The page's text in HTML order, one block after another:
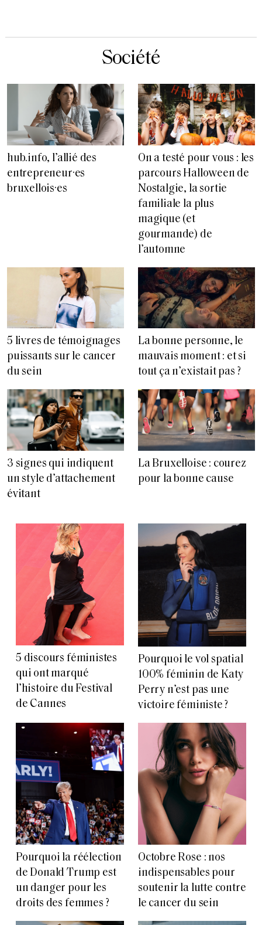
Société
hub.info, l’allié des
entrepreneur·es
bruxellois·es
On a testé pour vous : les
parcours Halloween de
Nostalgie, la sortie
familiale la plus
magique (et
gourmande) de
l’automne
5 livres de témoignages
puissants sur le cancer
du sein
La bonne personne, le
mauvais moment : et si
tout ça n’existait pas ?
3 signes qui indiquent
un style d’attachement
évitant
La Bruxelloise : courez
pour la bonne cause
5 discours féministes
qui ont marqué
l’histoire du Festival
de Cannes
Pourquoi le vol spatial
100% féminin de Katy
Perry n’est pas une
victoire féministe ?
Pourquoi la réélection
de Donald Trump est
un danger pour les
droits des femmes ?
Octobre Rose : nos
indispensables pour
soutenir la lutte contre
le cancer du sein